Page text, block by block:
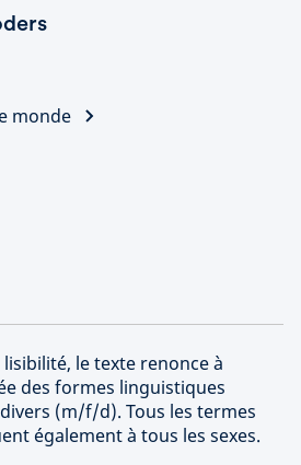
monde
le texte renonce à
des formes linguistiques
(m/f/d). Tous les termes
également à tous les sexes.